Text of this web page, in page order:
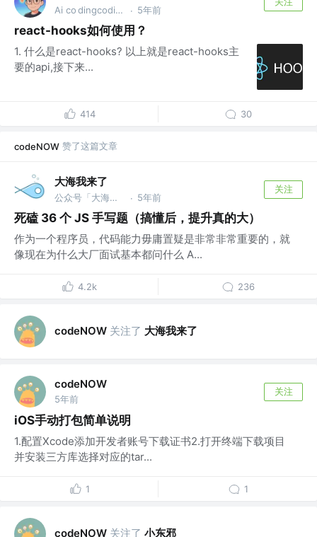
Ai co dingcoding @攻粽：外星人AI进化录 · 5年前
react-hooks如何使用？
1. 什么是react-hooks? 以上就是react-hooks主
要的api,接下来...
414 30
codeNOW 赞了这篇文章
大海我来了
公众号「大海我来了」 @bm · 5年前
关注
死磕 36 个 JS 手写题（搞懂后，提升真的大）
作为一个程序员，代码能力毋庸置疑是非常非常重要的，就
像现在为什么大厂面试基本都问什么 A...
4.2k 236
codeNOW 关注了 大海我来了
codeNOW
5年前
关注
iOS手动打包简单说明
1.配置Xcode添加开发者账号下载证书2.打开终端下载项目
并安装三方库选择对应的tar...
1 1
codeNOW 关注了 小东邪